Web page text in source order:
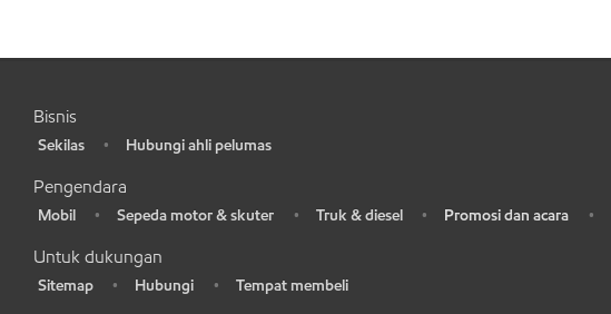
Bisnis
Sekilas • Hubungi ahli pelumas
Pengendara
Mobil • Sepeda motor & skuter • Truk & diesel • Promosi dan acara •
Untuk dukungan
Sitemap • Hubungi • Tempat membeli